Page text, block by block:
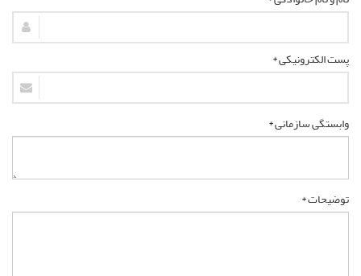
پست الکترونیکی *
وابستگی سازمانی *
توضیحات *